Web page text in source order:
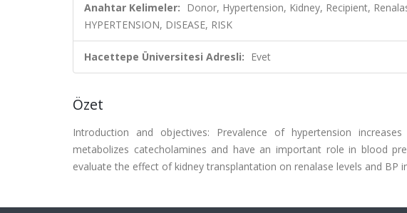
Anahtar Kelimeler: Donor, Hypertension, Kidney, Recipient,
HYPERTENSION, DISEASE, RISK
Hacettepe Üniversitesi Adresli: Evet
Özet
Introduction and objectives: Prevalence of hypertension
metabolizes catecholamines and have an important role in blood
evaluate the effect of kidney transplantation on renalase levels and BP